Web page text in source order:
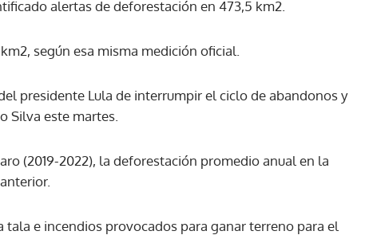
alertas de deforestación en 473,5 km2.
según esa misma medición oficial.
presidente Lula de interrumpir el ciclo de abandonos y
Silva este martes.
(2019-2022), la deforestación promedio anual en la
e incendios provocados para ganar terreno para el